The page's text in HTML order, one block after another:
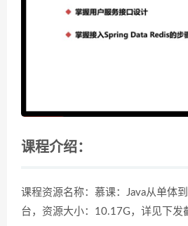
课程介绍：
课程资源名称：慕课：Java从单体
台，资源大小：10.17G，详见下发